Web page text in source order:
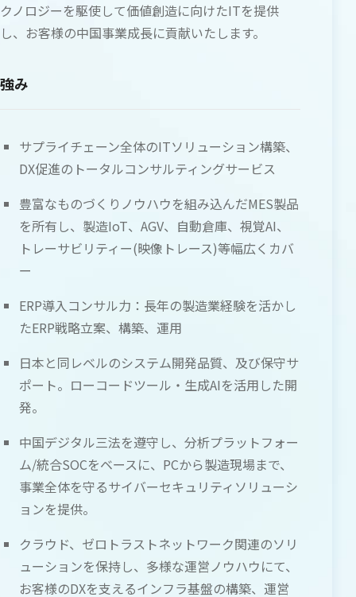
クノロジーを駆使して価値創造に向けたITを提供
し、お客様の中国事業成長に貢献いたします。
強み
サプライチェーン全体のITソリューション構築、
DX促進のトータルコンサルティングサービス
豊富なものづくりノウハウを組み込んだMES製品
を所有し、製造IoT、AGV、自動倉庫、視覚AI、
トレーサビリティー(映像トレース)等幅広くカバ
ー
ERP導入コンサル力：長年の製造業経験を活かし
たERP戦略立案、構築、運用
日本と同レベルのシステム開発品質、及び保守サ
ポート。ローコードツール・生成AIを活用した開
発。
中国デジタル三法を遵守し、分析プラットフォー
ム/統合SOCをベースに、PCから製造現場まで、
事業全体を守るサイバーセキュリティソリューシ
ョンを提供。
クラウド、ゼロトラストネットワーク関連のソリ
ューションを保持し、多様な運営ノウハウにて、
お客様のDXを支えるインフラ基盤の構築、運営